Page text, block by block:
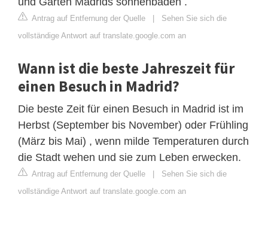
Antrag auf Entfernung der Quelle | Sehen Sie sich die
vollständige Antwort auf translate.google.com an
Wann ist die beste Jahreszeit für
einen Besuch in Madrid?
Die beste Zeit für einen Besuch in Madrid ist im
Herbst (September bis November) oder Frühling
(März bis Mai) , wenn milde Temperaturen durch
die Stadt wehen und sie zum Leben erwecken.
Antrag auf Entfernung der Quelle | Sehen Sie sich die
vollständige Antwort auf translate.google.com an